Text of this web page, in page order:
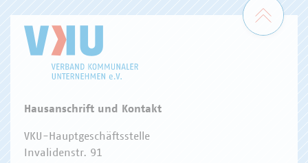
Zum
Hausanschrift und Kontakt
VKU-Hauptgeschäftsstelle
Invalidenstr. 91